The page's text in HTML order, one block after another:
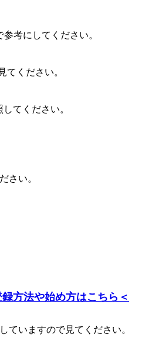
考にしてください。
ください。
てください。
さい。
方法や始め方はこちら＜
ていますので見てください。